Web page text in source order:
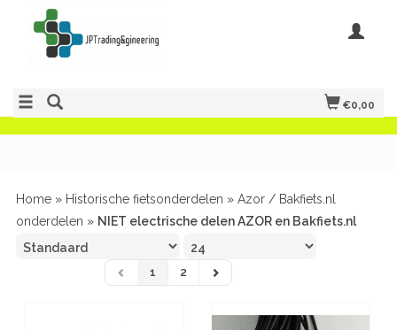
€0,00
Home » Historische fietsonderdelen » Azor / Bakfiets.nl
onderdelen » NIET electrische delen AZOR en Bakfiets.nl
1 2